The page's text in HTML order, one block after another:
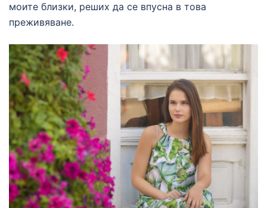
моите близки, реших да се впусна в това
преживяване.